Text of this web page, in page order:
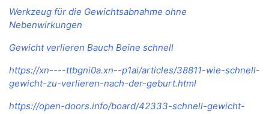
Werkzeug für die Gewichtsabnahme ohne
Nebenwirkungen
Gewicht verlieren Bauch Beine schnell
https://xn----ttbgni0a.xn--p1ai/articles/38811-wie-schnell-
gewicht-zu-verlieren-nach-der-geburt.html
https://open-doors.info/board/42333-schnell-gewicht-